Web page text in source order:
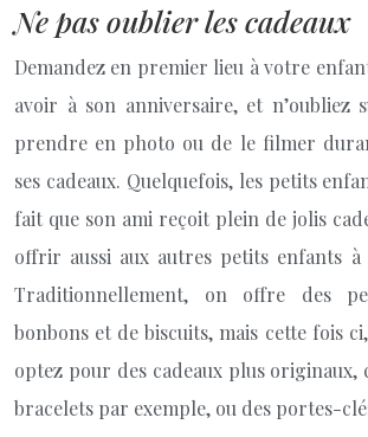
Ne pas oublier les cadeaux
Demandez en premier lieu à votre
avoir à son anniversaire, et n’oubliez
prendre en photo ou de le filmer
ses cadeaux. Quelquefois, les petits
fait que son ami reçoit plein de jolis
offrir aussi aux autres petits enfants
Traditionnellement, on offre des
bonbons et de biscuits, mais cette fois
optez pour des cadeaux plus originaux,
bracelets par exemple, ou des portes-